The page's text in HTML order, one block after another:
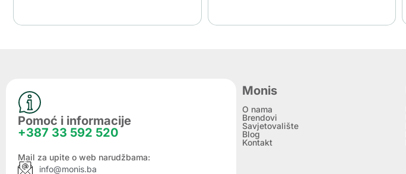
Pomoć i informacije
+387 33 592 520
Mail za upite o web narudžbama:
info@monis.ba
Monis
O nama
Brendovi
Savjetovalište
Blog
Kontakt